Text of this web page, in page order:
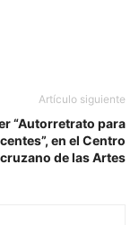
Artículo siguiente
“Autorretrato para
en el Centro
de las Artes